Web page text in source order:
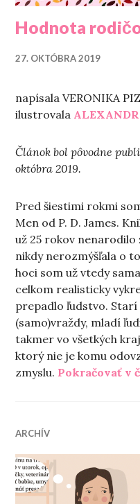
Hodnota
27. OKTÓBRA 2019
napísala VERONIKA
ilustrovala
Článok bol pôvodne
októbra 2019.
Pred šiestimi rokmi
Men od P. D. James.
už 25 rokov nenarodilo
nikdy nerozmýšľala o
hoci som už vtedy
celkom realisticky
prepadlo ľudstvo.
(samo)vraždy, mladí
takmer vo všetkých
ktorý nie je komu
zmyslu. Pokračovať v
ARCHÍV